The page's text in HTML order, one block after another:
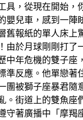
具，從現在開始
嬰兒車，感到一
舊報紙的單人床上
由於月球剛剛打
中年危機的雙子
準反應。他單戀
團被獅子座暴君
。街道上的雙魚
守著廣播中「摩